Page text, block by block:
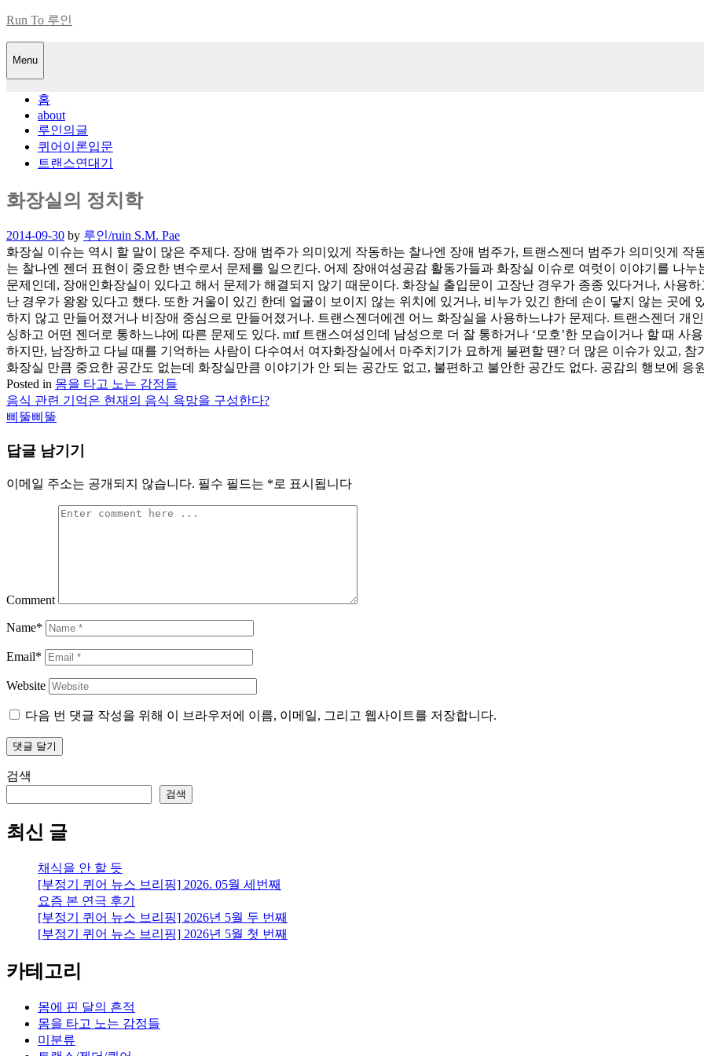
Skip
content
Run To 루인
Menu
홈
about
루인의글
퀴어이론입문
트랜스연대기
화장실의 정치학
Posted
on
2014-09-30 by 루인/ruin S.M. Pae
화장실 이슈는 역시 할 말이 많은 주제다. 장애 범주가 의미있게 작동하는 찰나엔 장애 범주가, 트랜스젠더 범주가 의미잇게
는 찰나엔 젠더 표현이 중요한 변수로서 문제를 일으킨다. 어제 장애여성공감 활동가들과 화장실 이슈로 여럿이 이야기를 나
문제인데, 장애인화장실이 있다고 해서 문제가 해결되지 않기 때문이다. 화장실 출입문이 고장난 경우가 종종 있다거나, 사용
난 경우가 왕왕 있다고 했다. 또한 거울이 있긴 한데 얼굴이 보이지 않는 위치에 있거나, 비누가 있긴 한데 손이 닿지 않는 곳에
하지 않고 만들어졌거나 비장애 중심으로 만들어졌거나. 트랜스젠더에겐 어느 화장실을 사용하느냐가 문제다. 트랜스젠더 개
싱하고 어떤 젠더로 통하느냐에 따른 문제도 있다. mtf 트랜스여성인데 남성으로 더 잘 통하거나 ‘모호’한 모습이거나 할 때 사
하지만, 남장하고 다닐 때를 기억하는 사람이 다수여서 여자화장실에서 마주치기가 묘하게 불편할 땐? 더 많은 이슈가 있고,
화장실 만큼 중요한 공간도 없는데 화장실만큼 이야기가 안 되는 공간도 없고, 불편하고 불안한 공간도 없다. 공감의 행보에 응
Posted in 몸을 타고 노는 감정들
글
탐
색
음식 관련 기억은 현재의 음식 욕망을 구성한다?
삐뚤삐뚤
답글 남기기
이메일 주소는 공개되지 않습니다. 필수 필드는 *로 표시됩니다
Comment
Name*
Email*
Website
다음 번 댓글 작성을 위해 이 브라우저에 이름, 이메일, 그리고 웹사이트를 저장합니다.
검색
검색
최신 글
채식을 안 할 듯
[부정기 퀴어 뉴스 브리핑] 2026. 05월 세번째
요즘 본 연극 후기
[부정기 퀴어 뉴스 브리핑] 2026년 5월 두 번째
[부정기 퀴어 뉴스 브리핑] 2026년 5월 첫 번째
카테고리
몸에 핀 달의 흔적
몸을 타고 노는 감정들
미분류